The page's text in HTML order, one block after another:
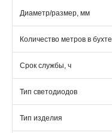
Диаметр/размер, мм
Количество метров в бухте
Срок службы, ч
Тип светодиодов
Тип изделия